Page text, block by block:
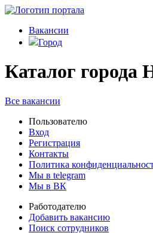
Вакансии
Город
Каталог города
Все вакансии
Пользователю
Вход
Регистрация
Контакты
Политика
Мы в telegram
Мы в ВК
Работодателю
Добавить вакансию
Поиск сотрудников